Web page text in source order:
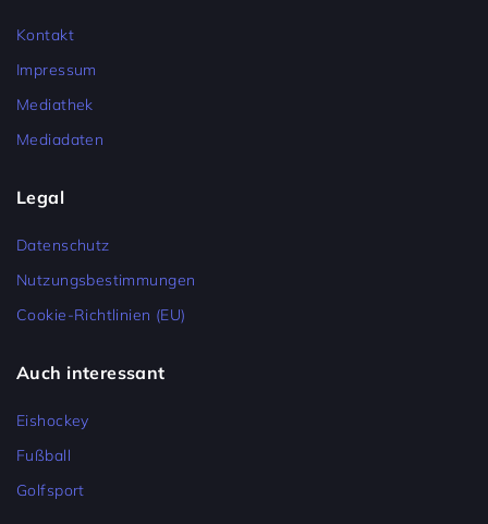
Kontakt
Impressum
Mediathek
Mediadaten
Legal
Datenschutz
Nutzungsbestimmungen
Cookie-Richtlinien (EU)
Auch interessant
Eishockey
Fußball
Golfsport